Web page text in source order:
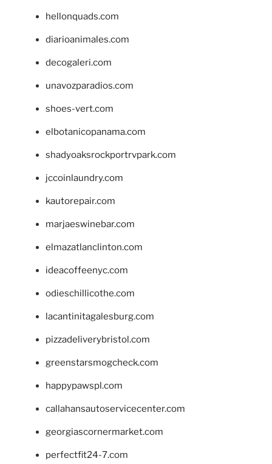
hellonquads.com
diarioanimales.com
decogaleri.com
unavozparadios.com
shoes-vert.com
elbotanicopanama.com
shadyoaksrockportrvpark.com
jccoinlaundry.com
kautorepair.com
marjaeswinebar.com
elmazatlanclinton.com
ideacoffeenyc.com
odieschillicothe.com
lacantinitagalesburg.com
pizzadeliverybristol.com
greenstarsmogcheck.com
happypawspl.com
callahansautoservicecenter.com
georgiascornermarket.com
perfectfit24-7.com